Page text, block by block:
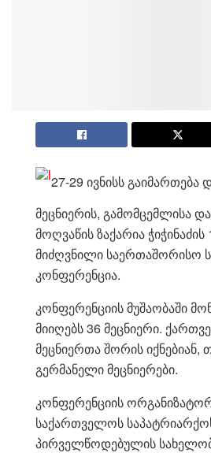
27-29 ივნისს
მეცნიერის, გამომცემლისა
მოღვაწის ზაქარია
მიძღვნილი საერთაშორისო
კონფერენცია.
კონფერენციის მუშაობაში
მიიღებს 36 მეცნიერი.
მეცნიერთა შორის იქნებიან,
გერმანელი მეცნიერები.
კონფერენციის
საქართველოს
პირველწოდებულის